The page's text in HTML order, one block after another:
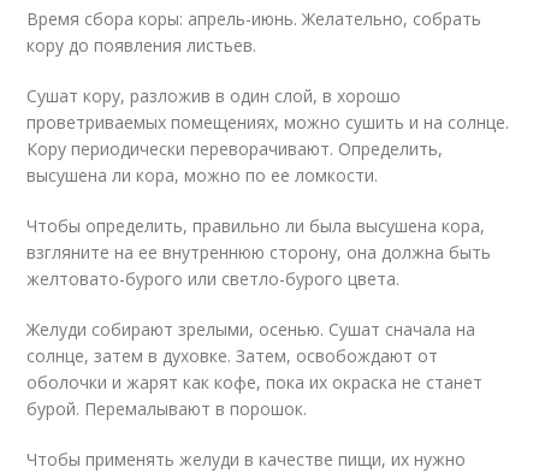
Время сбора коры: апрель-июнь. Желательно, собрать
кору до появления листьев.
Сушат кору, разложив в один слой, в хорошо
проветриваемых помещениях, можно сушить и на солнце.
Кору периодически переворачивают. Определить,
высушена ли кора, можно по ее ломкости.
Чтобы определить, правильно ли была высушена кора,
взгляните на ее внутреннюю сторону, она должна быть
желтовато-бурого или светло-бурого цвета.
Желуди собирают зрелыми, осенью. Сушат сначала на
солнце, затем в духовке. Затем, освобождают от
оболочки и жарят как кофе, пока их окраска не станет
бурой. Перемалывают в порошок.
Чтобы применять желуди в качестве пищи, их нужно